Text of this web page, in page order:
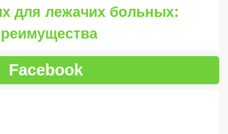
для лежачих больных:
Facebook